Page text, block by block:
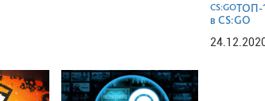
CS:GOТОП-
в CS:GO